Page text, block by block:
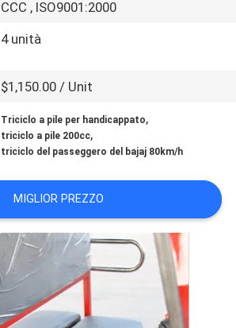
CCC , ISO9001:2000
4 unità
$1,150.00 / Unit
Triciclo a pile per handicappato,
triciclo a pile 200cc,
triciclo del passeggero del bajaj 80km/h
MIGLIOR PREZZO